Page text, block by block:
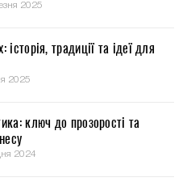
2025
історія, традиції та ідеї для
2025
ключ до прозорості та
2024